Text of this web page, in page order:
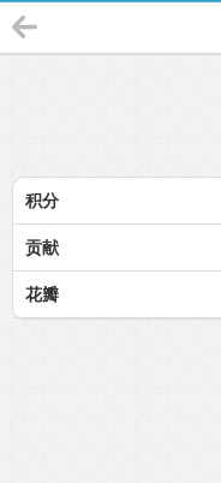
积分
贡献
花瓣